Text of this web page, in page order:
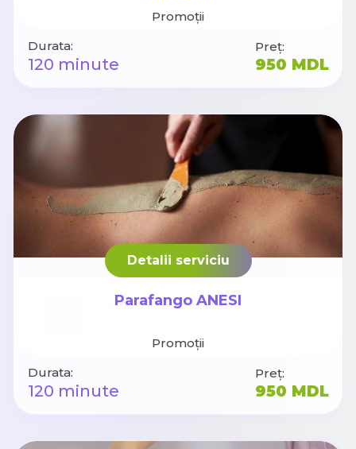
Promoții
Durata:
120 minute
Preț:
950 MDL
Detalii serviciu
Parafango ANESI
Promoții
Durata:
120 minute
Preț:
950 MDL